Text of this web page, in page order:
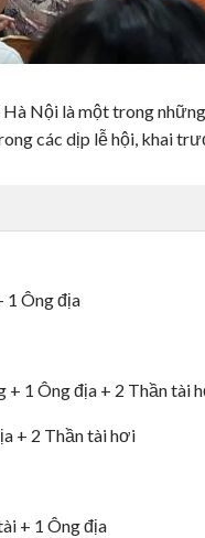
Nội là một trong những
các dịp lễ hội, khai
1 Ông địa
+ 1 Ông địa + 2 Thần tài
+ 2 Thần tài hơi
+ 1 Ông địa